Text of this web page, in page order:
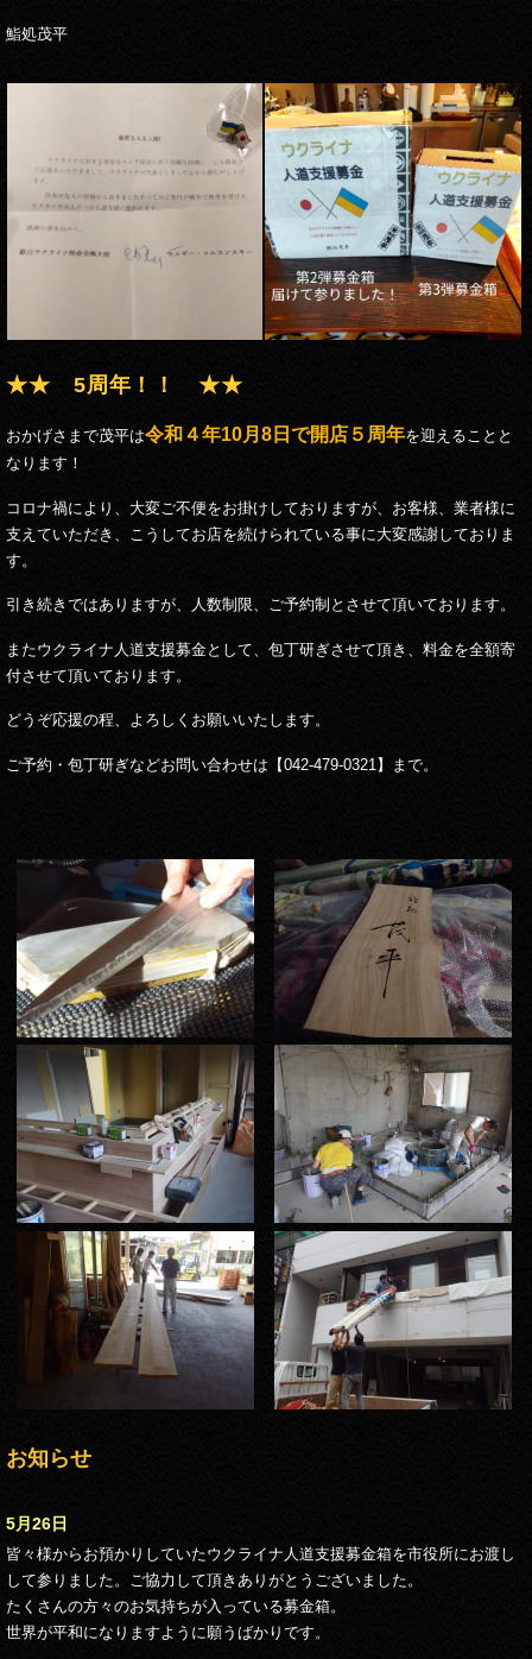
鮨処茂平
★★ 5周年！！ ★★
おかげさまで茂平は令和４年10月8日で開店５周年を迎えることと
なります！
コロナ禍により、大変ご不便をお掛けしておりますが、お客様、業者様に
支えていただき、こうしてお店を続けられている事に大変感謝しておりま
す。
引き続きではありますが、人数制限、ご予約制とさせて頂いております。
またウクライナ人道支援募金として、包丁研ぎさせて頂き、料金を全額寄
付させて頂いております。
どうぞ応援の程、よろしくお願いいたします。
ご予約・包丁研ぎなどお問い合わせは【042-479-0321】まで。
お知らせ
5月26日
皆々様からお預かりしていたウクライナ人道支援募金箱を市役所にお渡し
して参りました。ご協力して頂きありがとうございました。
たくさんの方々のお気持ちが入っている募金箱。
世界が平和になりますように願うばかりです。